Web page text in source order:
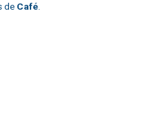
de Café.